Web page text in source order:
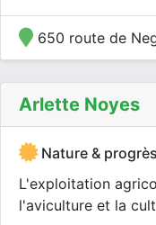
650 route de
Arlette Noyes
Nature & progrès
L'exploitation
l'aviculture et la